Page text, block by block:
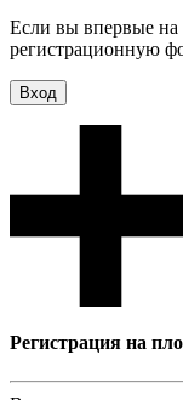
Если вы впервые на
регистрационную
Вход
Регистрация на